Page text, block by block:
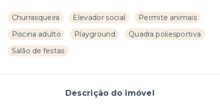
Churrasqueira Elevador social
Permite animais
Piscina adulto
Playground
Quadra poliesportiva
Salão de festas
Descrição do imóvel